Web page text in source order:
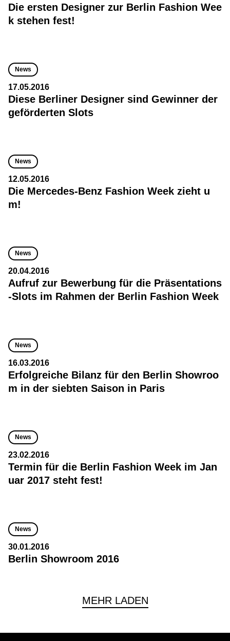
Die ersten Designer zur Berlin Fashion Wee
k stehen fest!
News
17.05.2016
Diese Berliner Designer sind Gewinner der
geförderten Slots
News
12.05.2016
Die Mercedes-Benz Fashion Week zieht u
m!
News
20.04.2016
Aufruf zur Bewerbung für die Präsentations
-Slots im Rahmen der Berlin Fashion Week
News
16.03.2016
Erfolgreiche Bilanz für den Berlin Showroo
m in der siebten Saison in Paris
News
23.02.2016
Termin für die Berlin Fashion Week im Jan
uar 2017 steht fest!
News
30.01.2016
Berlin Showroom 2016
MEHR LADEN